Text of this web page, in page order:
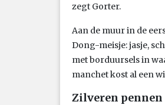
zegt Gorter.
Aan de muur in de
Dong-meisje: jasje,
met borduursels in
manchet kost al een
Zilveren pennen